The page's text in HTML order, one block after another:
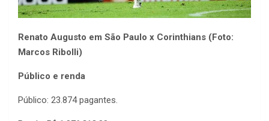
Renato Augusto em São Paulo x Corinthians (Foto:
Marcos Ribolli)
Público e renda
Público: 23.874 pagantes.